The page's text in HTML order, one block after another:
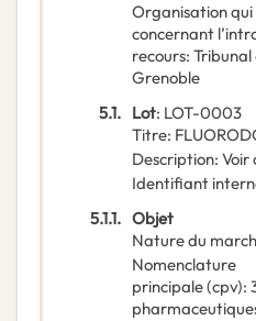
Organisation qui
concernant
recours:
Grenoble
5.1. Lot: LOT-0003
Titre:
Description: Voir
Identifiant
5.1.1. Objet
Nature du
Nomenclature
principale(cpv):